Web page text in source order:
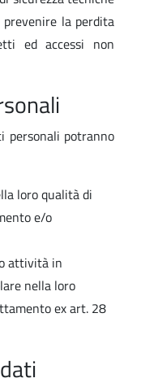
la perdita
ed accessi non
personali potranno
loro qualità di
e/o
attività in
nella loro
ex art. 28